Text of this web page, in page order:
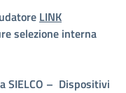
LINK
selezione interna
SIELCO – Dispositivi